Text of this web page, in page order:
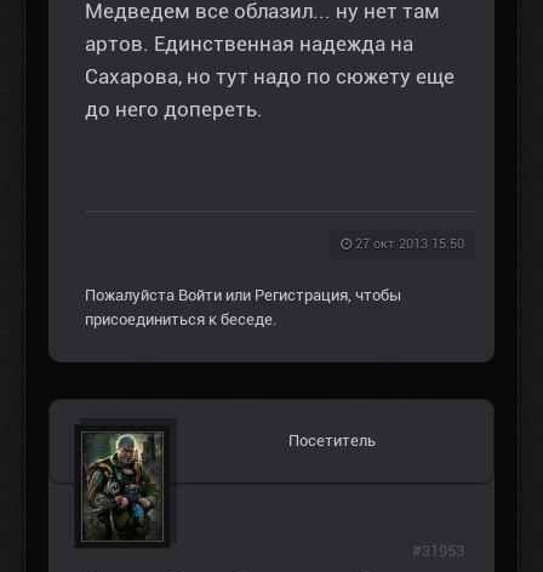
Медведем все облазил... ну нет там
артов. Единственная надежда на
Сахарова, но тут надо по сюжету еще
до него допереть.
27 окт 2013 15:50
Пожалуйста Войти или Регистрация, чтобы
присоединиться к беседе.
Посетитель
#31953